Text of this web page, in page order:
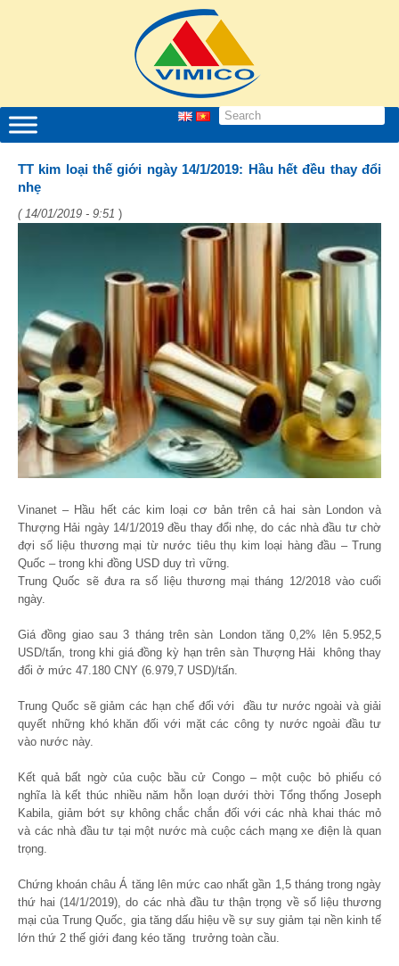
TT kim loại thế giới ngày 14/1/2019: Hầu hết đều thay đổi
nhẹ
( 14/01/2019 - 9:51 )
Vinanet – Hầu hết các kim loại cơ bản trên cả hai sàn London và
Thượng Hải ngày 14/1/2019 đều thay đổi nhẹ, do các nhà đầu tư chờ
đợi số liệu thương mại từ nước tiêu thụ kim loại hàng đầu – Trung
Quốc – trong khi đồng USD duy trì vững.
Trung Quốc sẽ đưa ra số liệu thương mại tháng 12/2018 vào cuối
ngày.
Giá đồng giao sau 3 tháng trên sàn London tăng 0,2% lên 5.952,5
USD/tấn, trong khi giá đồng kỳ hạn trên sàn Thượng Hải không thay
đổi ở mức 47.180 CNY (6.979,7 USD)/tấn.
Trung Quốc sẽ giảm các hạn chế đối với đầu tư nước ngoài và giải
quyết những khó khăn đối với mặt các công ty nước ngoài đầu tư
vào nước này.
Kết quả bất ngờ của cuộc bầu cử Congo – một cuộc bỏ phiếu có
nghĩa là kết thúc nhiều năm hỗn loạn dưới thời Tổng thống Joseph
Kabila, giảm bớt sự không chắc chắn đối với các nhà khai thác mỏ
và các nhà đầu tư tại một nước mà cuộc cách mạng xe điện là quan
trọng.
Chứng khoán châu Á tăng lên mức cao nhất gần 1,5 tháng trong ngày
thứ hai (14/1/2019), do các nhà đầu tư thận trọng về số liệu thương
mại của Trung Quốc, gia tăng dấu hiệu về sự suy giảm tại nền kinh tế
lớn thứ 2 thế giới đang kéo tăng trưởng toàn cầu.